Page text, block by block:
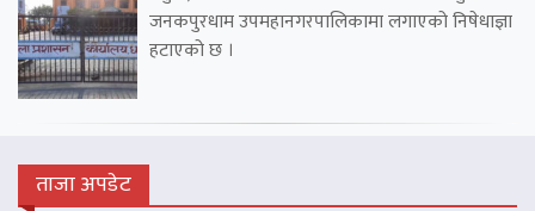
जनकपुरधाम उपमहानगरपालिकामा लगाएको निषेधाज्ञा
हटाएको छ ।
ताजा अपडेट